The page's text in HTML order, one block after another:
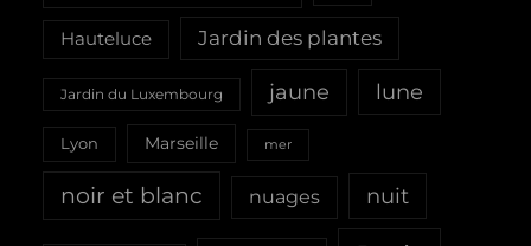
Hauteluce Jardin des plantes
Jardin du Luxembourg jaune lune
Lyon Marseille mer
noir et blanc nuages nuit